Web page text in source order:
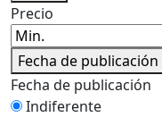
Precio
Fecha de publicación
Fecha de publicación
Indiferente